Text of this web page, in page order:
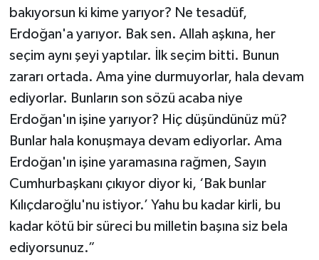
bakıyorsun ki kime yarıyor? Ne tesadüf,
Erdoğan'a yarıyor. Bak sen. Allah aşkına, her
seçim aynı şeyi yaptılar. İlk seçim bitti. Bunun
zararı ortada. Ama yine durmuyorlar, hala devam
ediyorlar. Bunların son sözü acaba niye
Erdoğan'ın işine yarıyor? Hiç düşündünüz mü?
Bunlar hala konuşmaya devam ediyorlar. Ama
Erdoğan'ın işine yaramasına rağmen, Sayın
Cumhurbaşkanı çıkıyor diyor ki, ‘Bak bunlar
Kılıçdaroğlu'nu istiyor.’ Yahu bu kadar kirli, bu
kadar kötü bir süreci bu milletin başına siz bela
ediyorsunuz.”